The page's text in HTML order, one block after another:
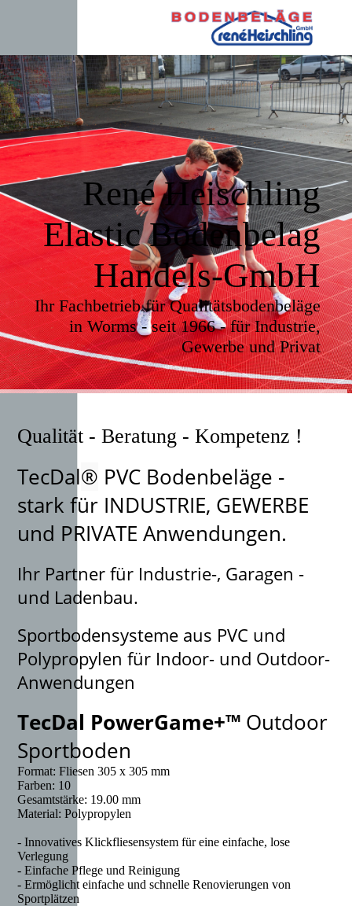
René Heischling
Elastic Bodenbelag
Handels-GmbH
Ihr Fachbetrieb für Qualitätsbodenbeläge
in Worms - seit 1966 - für Industrie,
Gewerbe und Privat
Qualität - Beratung - Kompetenz !
TecDal® PVC Bodenbeläge -
stark für INDUSTRIE, GEWERBE
und PRIVATE Anwendungen.
Ihr Partner für Industrie-, Garagen -
und Ladenbau.
Sportbodensysteme aus PVC und
Polypropylen für Indoor- und Outdoor-
Anwendungen
TecDal PowerGame+™ Outdoor
Sportboden
Format: Fliesen 305 x 305 mm
Farben: 10
Gesamtstärke: 19.00 mm
Material: Polypropylen
- Innovatives Klickfliesensystem für eine einfache, lose
Verlegung
- Einfache Pflege und Reinigung
- Ermöglicht einfache und schnelle Renovierungen von
Sportplätzen